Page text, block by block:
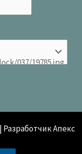
Апекс